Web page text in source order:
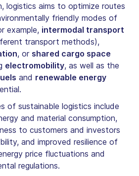
logistics aims to optimize routes
friendly modes of
example, intermodal transport
transport methods),
, or shared cargo space
electromobility, as well as the
and renewable energy
of sustainable logistics include
and material consumption,
to customers and investors
and improved resilience of
price fluctuations and
regulations.